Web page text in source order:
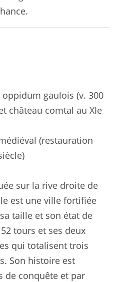
oppidum gaulois (v. 300
château comtal au XIe
(restauration
sur la rive droite de
est une ville fortifiée
taille et son état de
tours et ses deux
qui totalisent trois
Son histoire est
de conquête et par